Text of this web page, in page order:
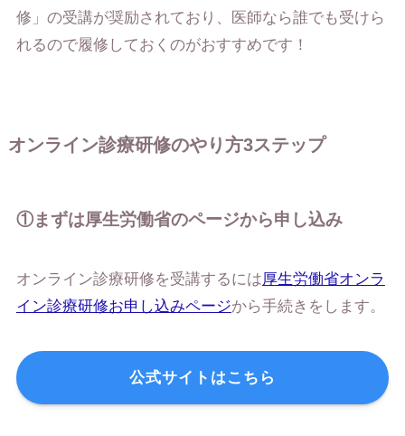
修」の受講が奨励されており、医師なら誰でも受けら
れるので履修しておくのがおすすめです！
オンライン診療研修のやり方3ステップ
①まずは厚生労働省のページから申し込み
オンライン診療研修を受講するには厚生労働省オンラ
イン診療研修お申し込みページから手続きをします。
公式サイトはこちら